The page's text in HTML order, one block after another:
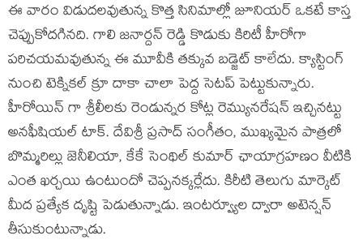
ఈ వారం విడుదలవుతున్న కొత్త సినిమాల్లో జూనియర్ ఒకటే కాస్త
చెప్పుకోదగినది. గాలి జనార్దన్ రెడ్డి కొడుకు కిరిటీ హీరోగా
పరిచయమవుతున్న ఈ మూవీకి తక్కువ బడ్జెట్ కాలేదు. క్యాస్టింగ్
నుంచి టెక్నికల్ క్రూ దాకా చాలా పెద్ద సెటప్ పెట్టుకున్నారు.
హీరోయిన్ గా శ్రీలీలకు రెండున్నర కోట్ల రెమ్యునరేషన్ ఇచ్చినట్టు
అనఫీషియల్ టాక్. దేవిశ్రీ ప్రసాద్ సంగీతం, ముఖ్యమైన పాత్రలో
బొమ్మరిల్లు జెనీలియా, కేకే సెంథిల్ కుమార్ ఛాయాగ్రహణం వీటికి
ఎంత ఖర్చయి ఉంటుందో చెప్పనక్కర్లేదు. కిరీటి తెలుగు మార్కెట్
మీద ప్రత్యేక దృష్టి పెడుతున్నాడు. ఇంటర్వ్యూల ద్వారా అటెన్షన్
తీసుకుంటున్నాడు.